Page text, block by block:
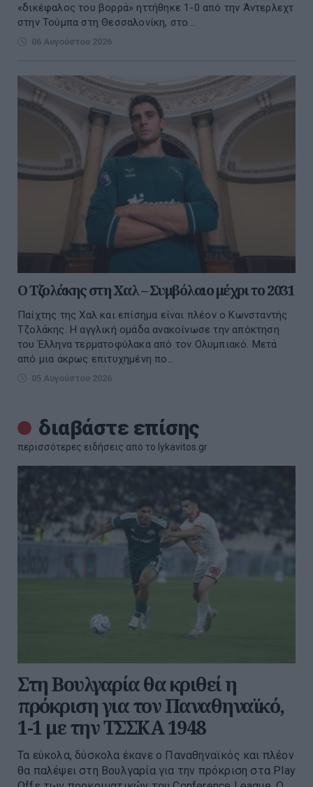
«δικέφαλος του βορρά» ηττήθηκε 1-0 από την Άντερλεχτ
στην Τούμπα στη Θεσσαλονίκη, στο...
06 Αυγούστου 2026
Ο Τζολάκης στη Χαλ – Συμβόλαιο μέχρι το 2031
Παίχτης της Χαλ και επίσημα είναι πλέον ο Κωνσταντής
Τζολάκης. Η αγγλική ομάδα ανακοίνωσε την απόκτηση
του Έλληνα τερματοφύλακα από τον Ολυμπιακό. Μετά
από μια άκρως επιτυχημένη πο...
05 Αυγούστου 2026
διαβάστε επίσης
περισσότερες ειδήσεις από το lykavitos.gr
Στη Βουλγαρία θα κριθεί η
πρόκριση για τον Παναθηναϊκό,
1-1 με την ΤΣΣΚΑ 1948
Τα εύκολα, δύσκολα έκανε ο Παναθηναϊκός και πλέον
θα παλέψει στη Βουλγαρία για την πρόκριση στα Play